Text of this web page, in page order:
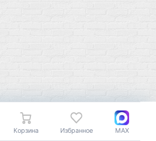
Экстракты
Витамины
Корзина Избранное MAX